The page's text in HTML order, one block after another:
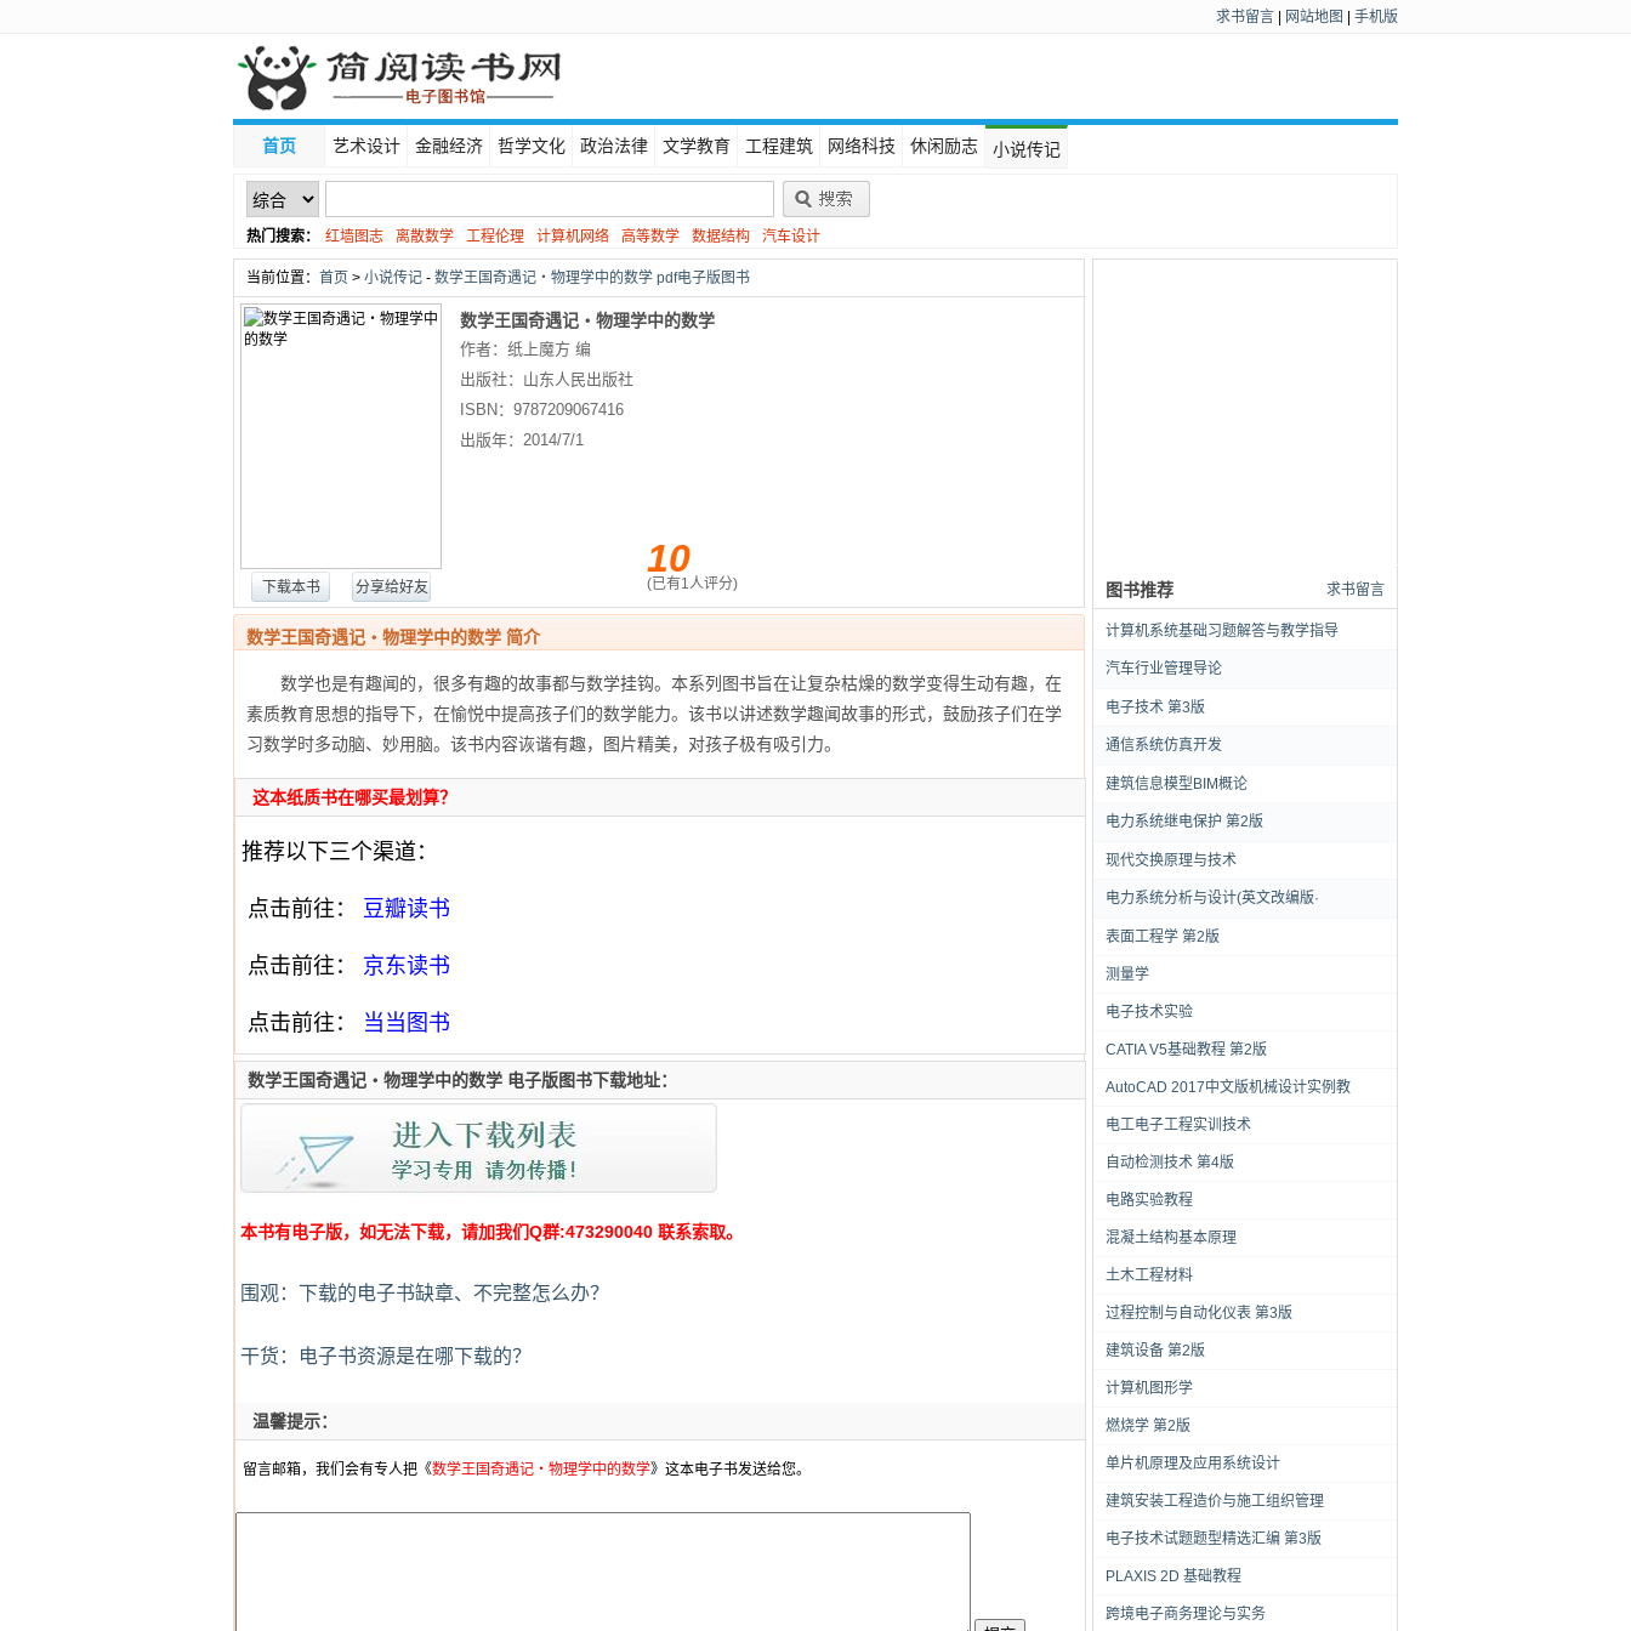
求书留言 网站地图 手机版
首页 艺术设计 金融经济 哲学文化 政治法律 文学教育 工程建筑 网络科技 休闲励志 小说传记
热门搜索： 红墙图志 离散数学 工程伦理 计算机网络 高等数学 数据结构
汽车设计
线性代数
当前位置： 首页 > 小说传记 - 数学王国奇遇记・物理学中的数学 pdf电子版图书
下载本书 分享给好友
数学王国奇遇记・物理学中的数学
作者：纸上魔方 编
出版社： 山东人民出版社
ISBN： 9787209067416
出版年： 2014/7/1
10
(已有1人评分) 求书留言
图书推荐
计算机系统基础习题解答与教学指导
汽车行业管理导论
电子技术 第3版
通信系统仿真开发
建筑信息模型BIM概论
电力系统继电保护 第2版
现代交换原理与技术
电力系统分析与设计(英文改编版·
表面工程学 第2版
测量学
电子技术实验
CATIA V5基础教程 第2版
AutoCAD 2017中文版机械设计实例教
电工电子工程实训技术
自动检测技术 第4版
电路实验教程
混凝土结构基本原理
土木工程材料
过程控制与自动化仪表 第3版
建筑设备 第2版
计算机图形学
燃烧学 第2版
单片机原理及应用系统设计
建筑安装工程造价与施工组织管理
电子技术试题题型精选汇编 第3版
PLAXIS 2D 基础教程
跨境电子商务理论与实务
数学王国奇遇记・物理学中的数学 简介
数学也是有趣闻的，很多有趣的故事都与数学挂钩。本系列图书旨在让复杂枯燥的数学变得生动有趣，在
素质教育思想的指导下，在愉悦中提高孩子们的数学能力。该书以讲述数学趣闻故事的形式，鼓励孩子们在学
习数学时多动脑、妙用脑。该书内容诙谐有趣，图片精美，对孩子极有吸引力。
这本纸质书在哪买最划算？
推荐以下三个渠道：
点击前往： 豆瓣读书
点击前往： 京东读书
点击前往： 当当图书
数学王国奇遇记・物理学中的数学 电子版图书下载地址：
本书有电子版，如无法下载，请加我们Q群:473290040 联系索取。
围观：下载的电子书缺章、不完整怎么办？
干货：电子书资源是在哪下载的？
温馨提示：
留言邮箱，我们会有专人把《数学王国奇遇记・物理学中的数学》这本电子书发送给您。